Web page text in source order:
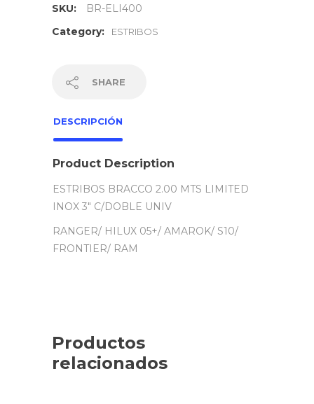
SKU:
BR-ELI400
Category:
ESTRIBOS
SHARE
DESCRIPCIÓN
Product Description
ESTRIBOS BRACCO 2.00 MTS LIMITED
INOX 3″ C/DOBLE UNIV
RANGER/ HILUX 05+/ AMAROK/ S10/
FRONTIER/ RAM
Productos
relacionados